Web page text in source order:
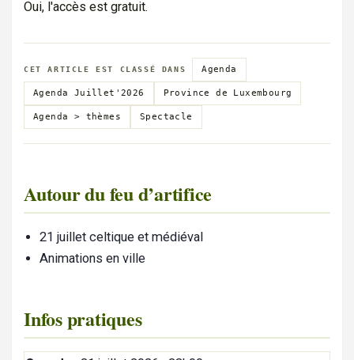
Oui, l'accès est gratuit.
CET ARTICLE EST CLASSÉ DANS Agenda
Agenda Juillet'2026 Province de Luxembourg
Agenda > thèmes Spectacle
Autour du feu d’artifice
21 juillet celtique et médiéval
Animations en ville
Infos pratiques